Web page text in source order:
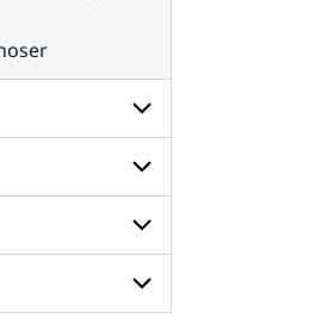
Undersidor
för
Radar
och
satellit
Undersidor
för
Väder
till
havs
Undersidor
för